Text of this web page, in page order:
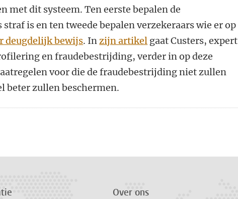
met dit systeem. Ten eerste bepalen de
is en ten tweede bepalen verzekeraars wie er op
deugdelijk bewijs. Inzijn artikel gaat Custers, expert
en fraudebestrijding, verder in op deze
voor die de fraudebestrijding niet zullen
beter zullen beschermen.
Over ons